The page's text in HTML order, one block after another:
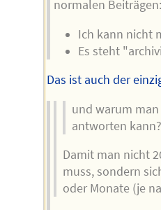
normalen Beiträgen:
Ich kann nicht
Es steht
Das ist auch der
und warum
antworten kann?
Damit man nicht
muss, sondern
oder Monate (je